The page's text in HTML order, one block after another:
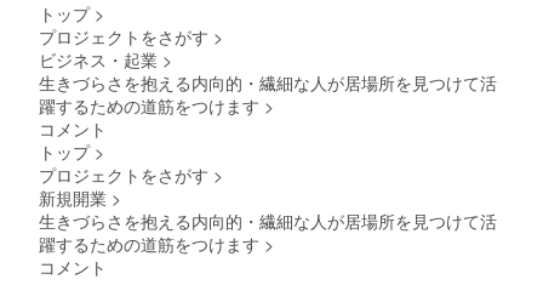
ジェク
ト終了
くださ
い。
300x25
0(px)で
でも大
きすぎ
トップ >
プロジェクトをさがす >
ビジネス・起業 >
生きづらさを抱える内向的・繊細な人が居場所を見つけて活
躍するための道筋をつけます >
コメント
トップ >
プロジェクトをさがす >
新規開業 >
生きづらさを抱える内向的・繊細な人が居場所を見つけて活
躍するための道筋をつけます >
コメント